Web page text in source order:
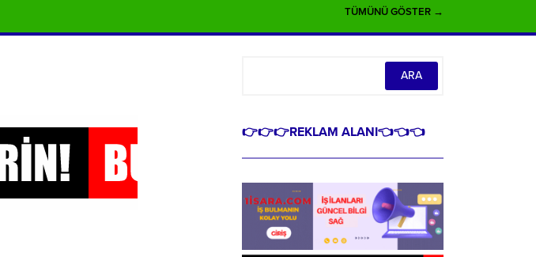
TÜMÜNÜ GÖSTER →
👉👉👉REKLAM ALANI👈👈👈